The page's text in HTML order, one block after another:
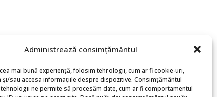
Administrează consimțământul
mai bună experiență, folosim tehnologii, cum ar fi cookie-uri,
și/sau accesa informațiile despre dispozitive. Consimțământul
ne permite să procesăm date, cum ar fi comportamentul